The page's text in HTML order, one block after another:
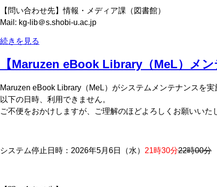
【問い合わせ先】情報・メディア課（図書館）
Mail: kg-lib＠s.shobi-u.ac.jp
続きを見る
【Maruzen eBook Library（MeL）メ
Maruzen eBook Library（MeL）がシステムメンテナンスを実
以下の日時、利用できません。
ご不便をおかけしますが、ご理解のほどよろしくお願いいた
システム停止日時：2026年5月6日（水） 21時30分22時00分